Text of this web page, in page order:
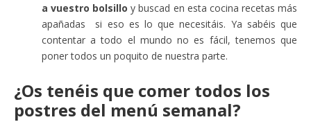
a vuestro bolsillo y buscad en esta cocina recetas más
apañadas si eso es lo que necesitáis. Ya sabéis que
contentar a todo el mundo no es fácil, tenemos que
poner todos un poquito de nuestra parte.
¿Os tenéis que comer todos los
postres del menú semanal?